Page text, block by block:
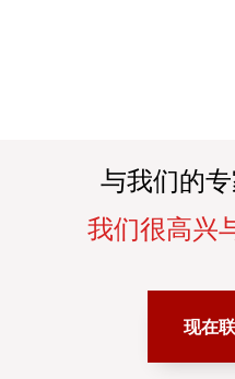
与我们的专
我们很高兴
现在